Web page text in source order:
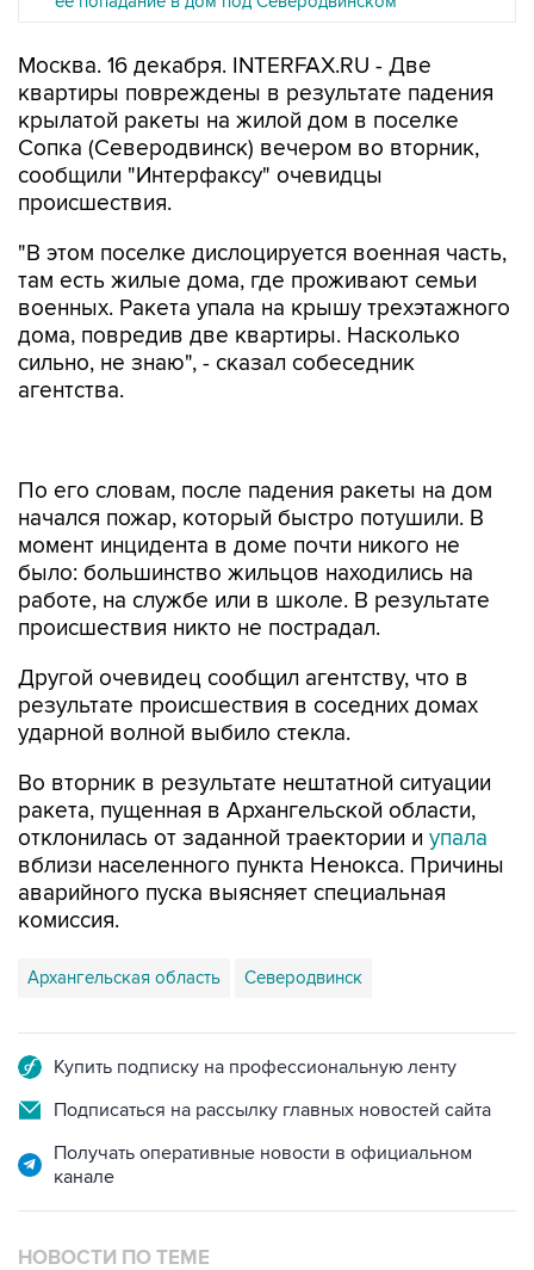
Москва. 16 декабря. INTERFAX.RU - Две
квартиры повреждены в результате падения
крылатой ракеты на жилой дом в поселке
Сопка (Северодвинск) вечером во вторник,
сообщили "Интерфаксу" очевидцы
происшествия.
"В этом поселке дислоцируется военная часть,
там есть жилые дома, где проживают семьи
военных. Ракета упала на крышу трехэтажного
дома, повредив две квартиры. Насколько
сильно, не знаю", - сказал собеседник
агентства.
момент инцидента в доме почти никого не
было: большинство жильцов находились на
работе, на службе или в школе. В результате
происшествия никто не пострадал.
Другой очевидец сообщил агентству, что в
ударной волной выбило стекла.
Во вторник в результате нештатной ситуации
отклонилась от заданной траектории иупала
вблизи населенного пункта Ненокса. Причины
аварийного пуска выясняет специальная
комиссия.
Архангельская область
Подписаться на рассылку главных новостей сайта
Получать оперативные новости в официальном
НОВОСТИ ПО ТЕМЕ
15 декабря 2015 года 18:59